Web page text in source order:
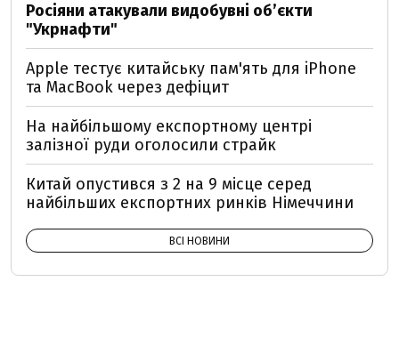
Росіяни атакували видобувні обʼєкти
"Укрнафти"
Apple тестує китайську пам'ять для iPhone
та MacBook через дефіцит
На найбільшому експортному центрі
залізної руди оголосили страйк
Китай опустився з 2 на 9 місце серед
найбільших експортних ринків Німеччини
ВСІ НОВИНИ